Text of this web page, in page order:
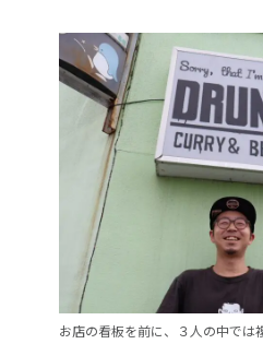
お店の看板を前に、３人の中では